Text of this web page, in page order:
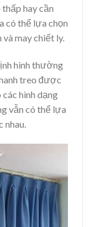
hay cần
có thể lựa chọn
may chiết ly.
hình thường
treo được
hình dạng
vẫn có thể lựa
nhau.